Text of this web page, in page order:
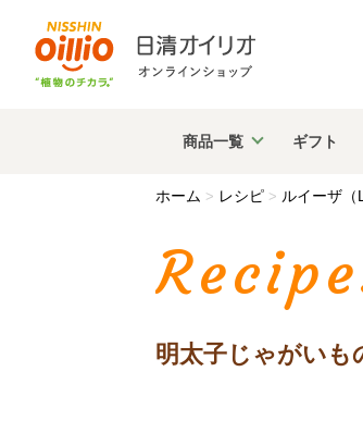
商品一覧 ギフト
ホーム > レシピ > ルイーザ（
明太子じゃがいも